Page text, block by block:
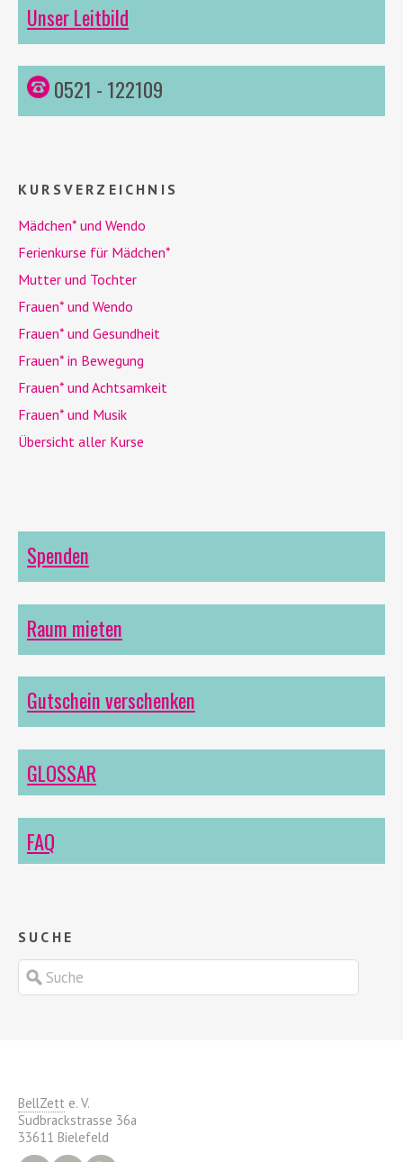
Unser Leitbild
0521 - 122109
KURSVERZEICHNIS
Mädchen* und Wendo
Ferienkurse für Mädchen*
Mutter und Tochter
Frauen* und Wendo
Frauen* und Gesundheit
Frauen* in Bewegung
Frauen* und Achtsamkeit
Frauen* und Musik
Übersicht aller Kurse
Spenden
Raum mieten
Gutschein verschenken
GLOSSAR
FAQ
SUCHE
BellZett e. V.
Sudbrackstrasse 36a
33611 Bielefeld